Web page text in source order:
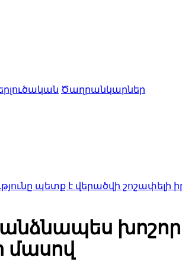
Ծաղրանկարներ
վերածվի շոշափելի
խոշոր
մասով